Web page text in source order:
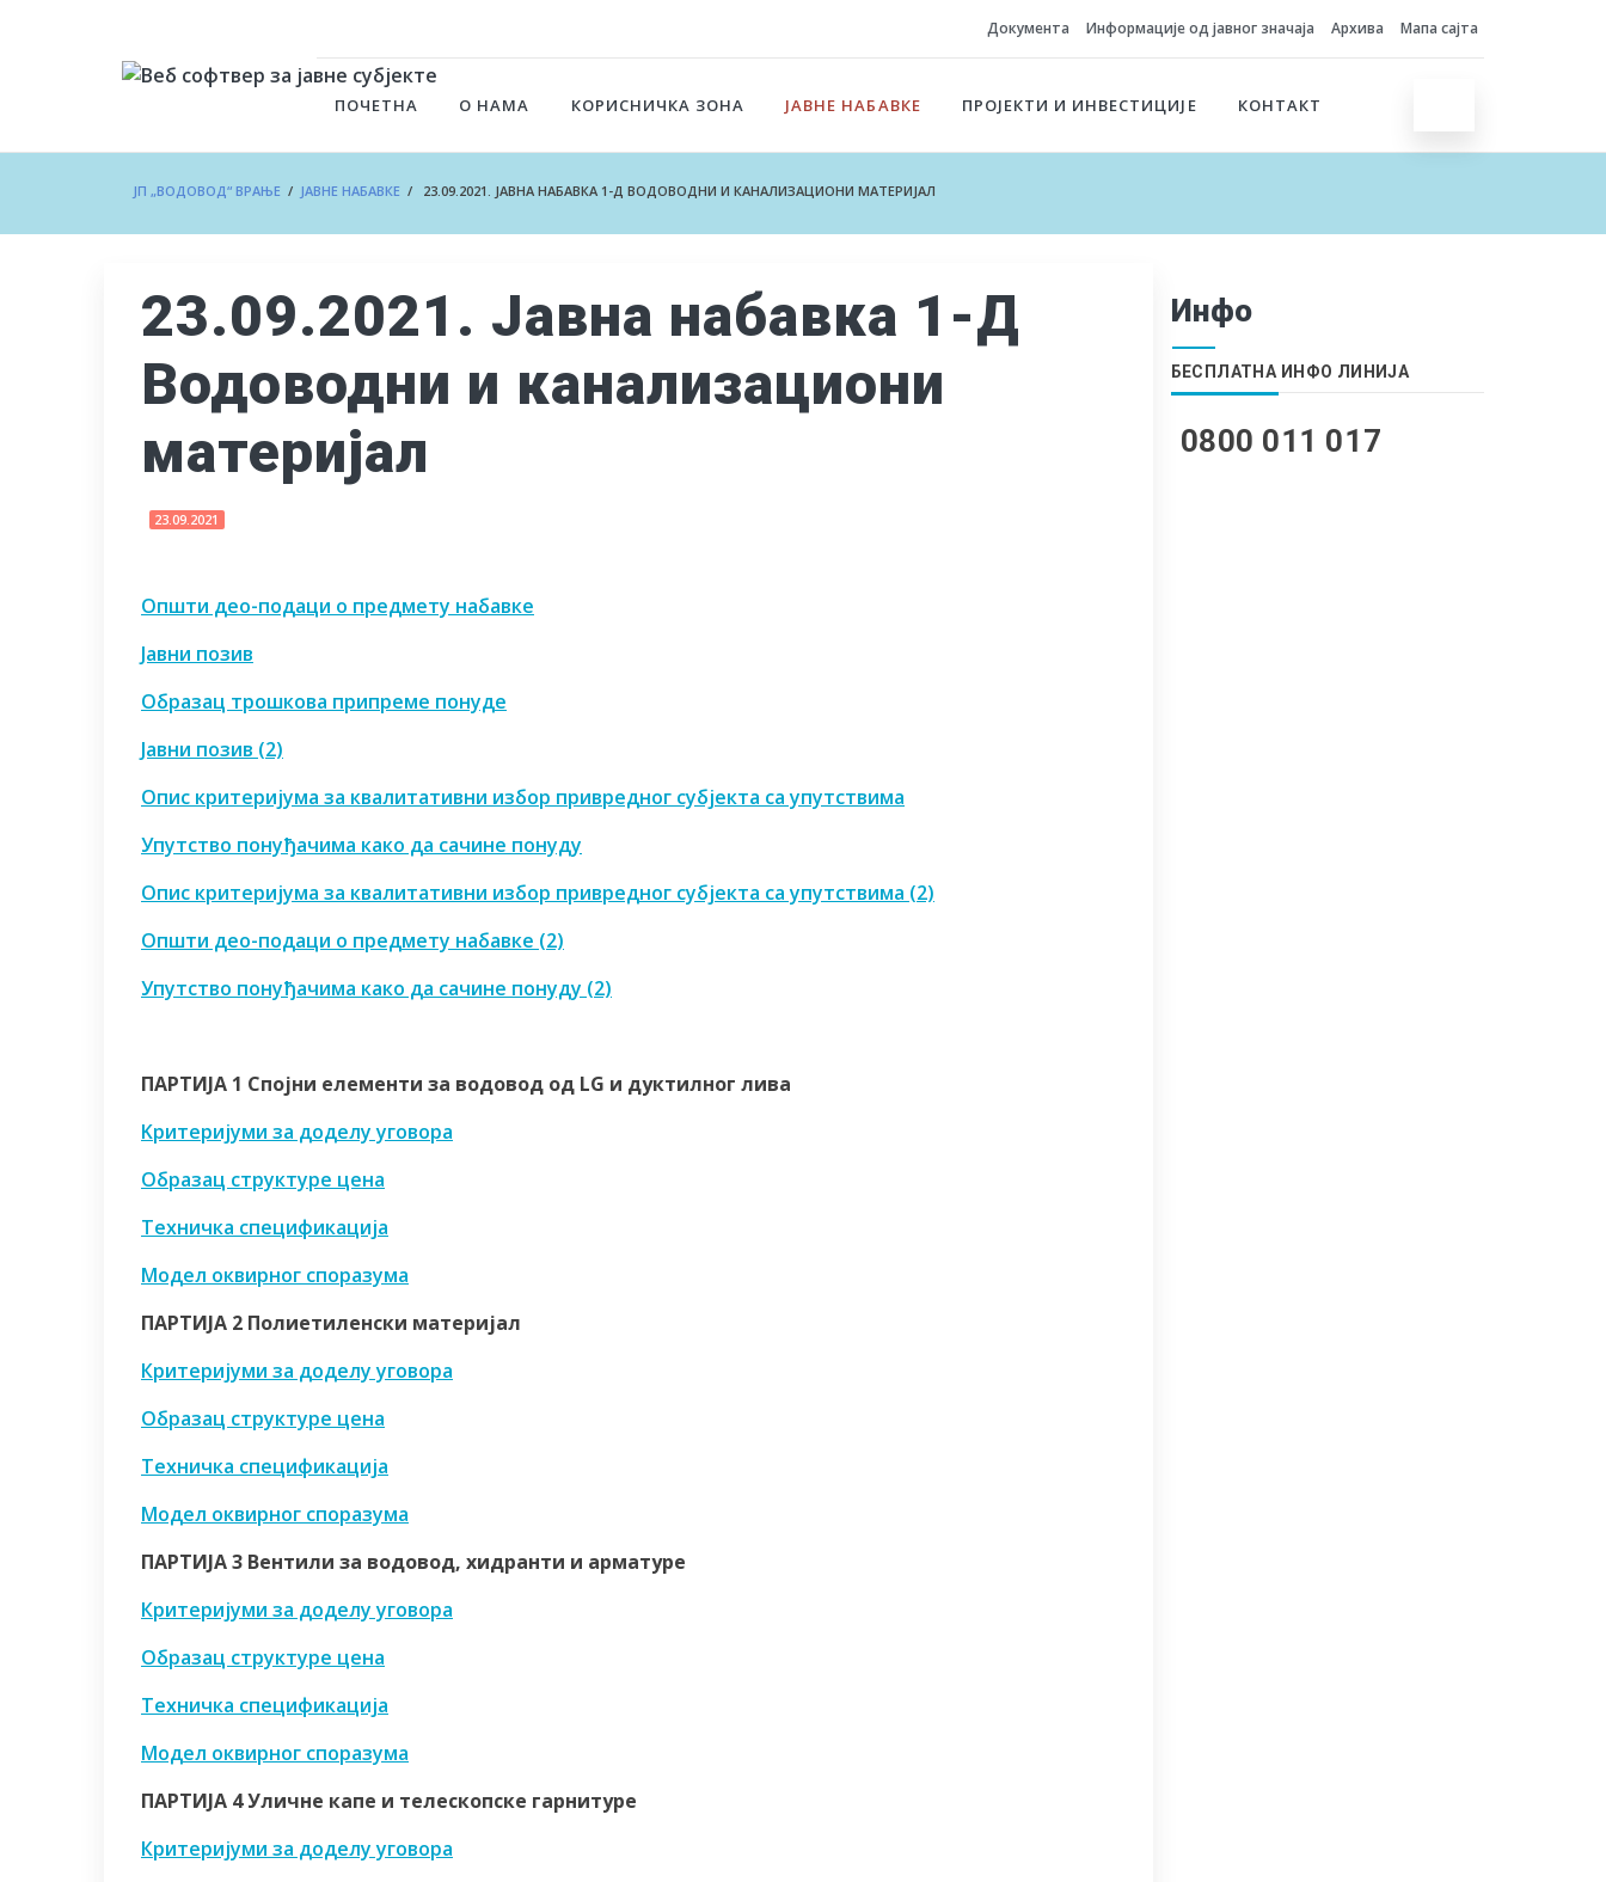
Документа Информације од јавног значаја Архива Мапа сајта
ПОЧЕТНА О НАМА КОРИСНИЧКА ЗОНА ЈАВНЕ НАБАВКЕ ПРОЈЕКТИ И ИНВЕСТИЦИЈЕ КОНТАКТ
ЈП „ВОДОВОД“ ВРАЊЕ / ЈАВНЕ НАБАВКЕ / 23.09.2021. ЈАВНА НАБАВКА 1-Д ВОДОВОДНИ И КАНАЛИЗАЦИОНИ МАТЕРИЈАЛ
23.09.2021. Јавна набавка 1-Д
Водоводни и канализациони
материјал
23.09.2021
Општи део-подаци о предмету набавке
Јавни позив
Образац трошкова припреме понуде
Јавни позив (2)
Опис критеријума за квалитативни избор привредног субјекта са упутствима
Упутство понуђачима како да сачине понуду
Опис критеријума за квалитативни избор привредног субјекта са упутствима (2)
Општи део-подаци о предмету набавке (2)
Упутство понуђачима како да сачине понуду (2)
ПАРТИЈА 1 Спојни елементи за водовод од LG и дуктилног лива
Kритеријуми за доделу уговора
Образац структуре цена
Техничка спецификација
Модел оквирног споразума
ПАРТИЈА 2 Полиетиленски материјал
Критеријуми за доделу уговора
Образац структуре цена
Техничка спецификација
Модел оквирног споразума
ПАРТИЈА 3 Вентили за водовод, хидранти и арматуре
Критеријуми за доделу уговора
Образац структуре цена
Техничка спецификација
Модел оквирног споразума
ПАРТИЈА 4 Уличне капе и телескопске гарнитуре
Критеријуми за доделу уговора
Инфо
БЕСПЛАТНА ИНФО ЛИНИЈА
0800 011 017